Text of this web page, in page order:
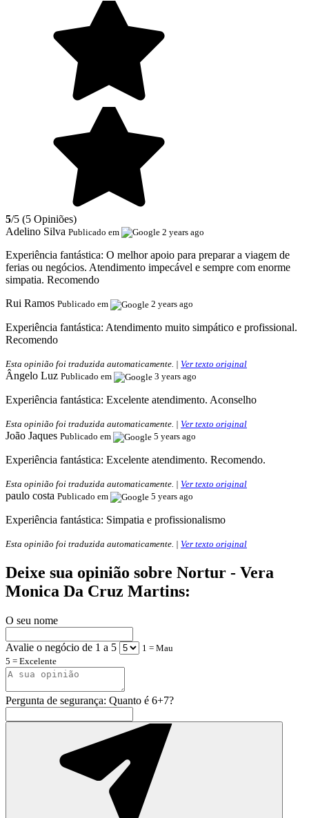
5/5 (5 Opiniões)
Adelino Silva Publicado em 2 years ago
Experiência fantástica: O melhor apoio para preparar a viagem de
ferias ou negócios. Atendimento impecável e sempre com enorme
simpatia. Recomendo
Rui Ramos Publicado em 2 years ago
Experiência fantástica: Atendimento muito simpático e profissional.
Recomendo
Esta opinião foi traduzida automaticamente. | Ver texto original
Ângelo Luz Publicado em 3 years ago
Experiência fantástica: Excelente atendimento. Aconselho
Esta opinião foi traduzida automaticamente. | Ver texto original
João Jaques Publicado em 5 years ago
Experiência fantástica: Excelente atendimento. Recomendo.
Esta opinião foi traduzida automaticamente. | Ver texto original
paulo costa Publicado em 5 years ago
Experiência fantástica: Simpatia e profissionalismo
Esta opinião foi traduzida automaticamente. | Ver texto original
Deixe sua opinião sobre Nortur - Vera
Monica Da Cruz Martins:
O seu nome
Avalie o negócio de 1 a 5
1 = Mau
5 = Excelente
Pergunta de segurança: Quanto é 6+7?